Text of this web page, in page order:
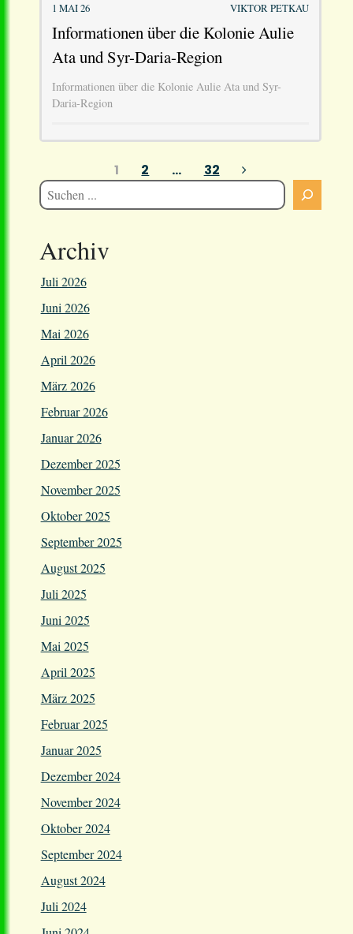
1 MAI 26 VIKTOR PETKAU
Informationen über die Kolonie Aulie
Ata und Syr-Daria-Region
Informationen über die Kolonie Aulie Ata und Syr-
Daria-Region
Seitennummerierung
der
Beiträge
1 2 … 32
Archiv
Juli 2026
Juni 2026
Mai 2026
April 2026
März 2026
Februar 2026
Januar 2026
Dezember 2025
November 2025
Oktober 2025
September 2025
August 2025
Juli 2025
Juni 2025
Mai 2025
April 2025
März 2025
Februar 2025
Januar 2025
Dezember 2024
November 2024
Oktober 2024
September 2024
August 2024
Juli 2024